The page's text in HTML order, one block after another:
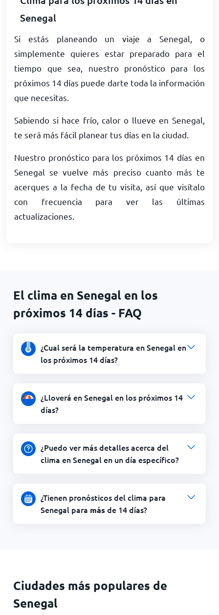
Senegal
Si estás planeando un viaje a Senegal, o
simplemente quieres estar preparado para el
tiempo que sea, nuestro pronóstico para los
próximos 14 días puede darte toda la información
que necesitas.
Sabiendo si hace frío, calor o llueve en Senegal,
te será más fácil planear tus días en la ciudad.
Nuestro pronóstico para los próximos 14 días en
Senegal se vuelve más preciso cuanto más te
acerques a la fecha de tu visita, así que visítalo
con frecuencia para ver las últimas
actualizaciones.
El clima en Senegal en los
próximos 14 días - FAQ
¿Cual será la temperatura en Senegal en
los próximos 14 días?
¿Lloverá en Senegal en los próximos 14
días?
¿Puedo ver más detalles acerca del
clima en Senegal en un día específico?
¿Tienen pronósticos del clima para
Senegal para más de 14 días?
Ciudades más populares de
Senegal